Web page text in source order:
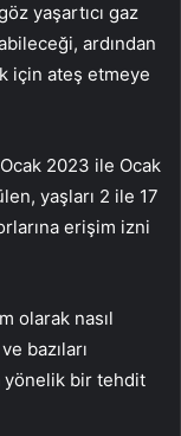
yaşartıcı gaz
ardından
için ateş etmeye
2023 ile Ocak
yaşları 2 ile 17
erişim izni
olarak nasıl
bazıları
yönelik bir tehdit